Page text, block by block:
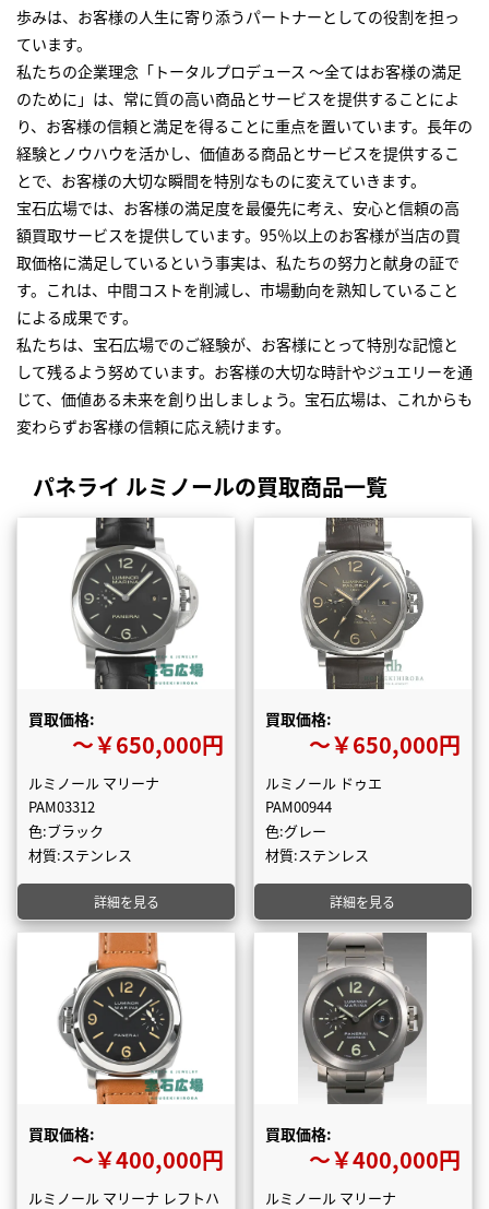
歩みは、お客様の人生に寄り添うパートナーとしての役割を担っ
ています。
私たちの企業理念「トータルプロデュース ～全てはお客様の満足
のために」は、常に質の高い商品とサービスを提供することによ
り、お客様の信頼と満足を得ることに重点を置いています。長年の
経験とノウハウを活かし、価値ある商品とサービスを提供するこ
とで、お客様の大切な瞬間を特別なものに変えていきます。
宝石広場では、お客様の満足度を最優先に考え、安心と信頼の高
額買取サービスを提供しています。95％以上のお客様が当店の買
取価格に満足しているという事実は、私たちの努力と献身の証で
す。これは、中間コストを削減し、市場動向を熟知していること
による成果です。
私たちは、宝石広場でのご経験が、お客様にとって特別な記憶と
して残るよう努めています。お客様の大切な時計やジュエリーを通
じて、価値ある未来を創り出しましょう。宝石広場は、これからも
変わらずお客様の信頼に応え続けます。
パネライ ルミノールの買取商品一覧
買取価格:
〜￥650,000円
ルミノール マリーナ
PAM03312
色:ブラック
材質:ステンレス
詳細を見る
買取価格:
〜￥650,000円
ルミノール ドゥエ
PAM00944
色:グレー
材質:ステンレス
詳細を見る
買取価格:
〜￥400,000円
ルミノール マリーナ レフトハ
買取価格:
〜￥400,000円
ルミノール マリーナ